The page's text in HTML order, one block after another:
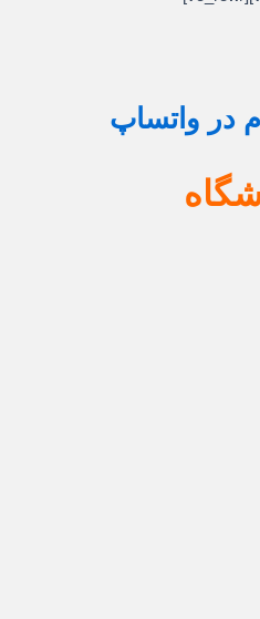
در واتساپ